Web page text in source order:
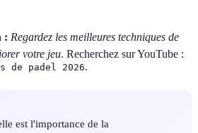
: Regardez les meilleures techniques de
votre jeu. Recherchez sur YouTube :
de padel 2026.
est l'importance de la